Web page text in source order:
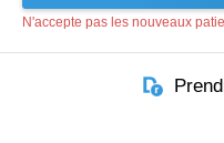
N'accepte pas les nouveaux